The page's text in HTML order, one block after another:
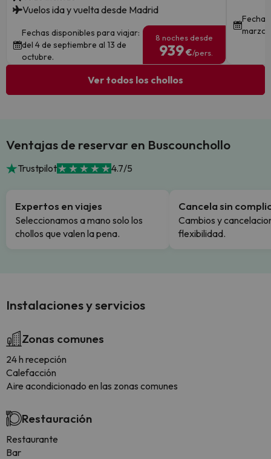
Vuelos ida y vuelta desde Madrid
Fechas disponibles para viajar:
del 4 de septiembre al 13 de
octubre.
8 noches desde
939€/pers.
marzo
Ver todos los chollos
Ventajas de reservar en Buscounchollo
Trustpilot 4.7/5
Expertos en viajes
Seleccionamos a mano solo los
chollos que valen la pena.
Cancela sin
Cambios y
flexibilidad.
Instalaciones y servicios
Zonas comunes
24 h recepción
Calefacción
Aire acondicionado en las zonas comunes
Restauración
Restaurante
Bar